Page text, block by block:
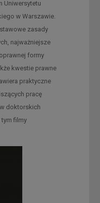
Uniwersytetu
w Warszawie.
zasady
najważniejsze
formy
kwestie prawne
praktyczne
pracę
doktorskich
tym filmy